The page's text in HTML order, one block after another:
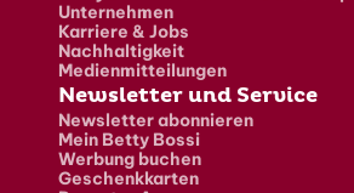
Unternehmen
Karriere & Jobs
Nachhaltigkeit
Medienmitteilungen
Newsletter und Service
Newsletter abonnieren
Mein Betty Bossi
Werbung buchen
Geschenkkarten